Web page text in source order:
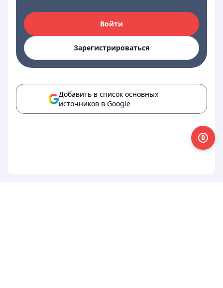
Войти
Зарегистрироваться
Добавить в список основных
источников в Google